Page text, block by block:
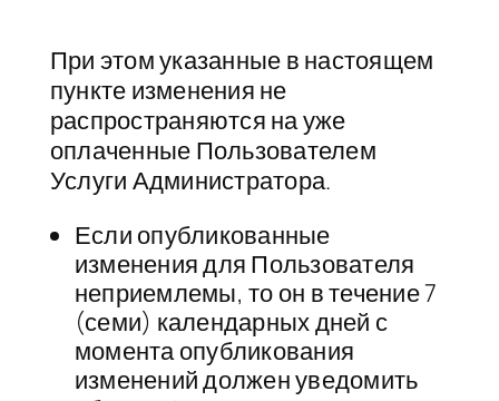
При этом указанные в настоящем
пункте изменения не
распространяются на уже
оплаченные Пользователем
Услуги Администратора.
Если опубликованные
изменения для Пользователя
неприемлемы, то он в течение 7
(семи) календарных дней с
момента опубликования
изменений должен уведомить